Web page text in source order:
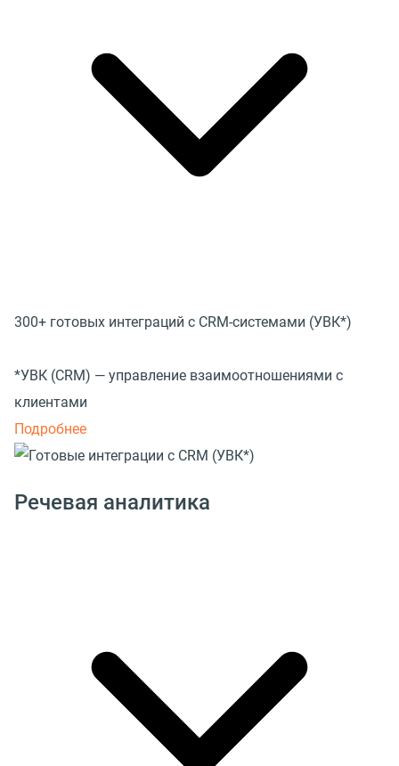
300+ готовых интеграций с CRM-системами (УВК*)
*УВК (CRM) — управление взаимоотношениями с
клиентами
Подробнее
Речевая аналитика